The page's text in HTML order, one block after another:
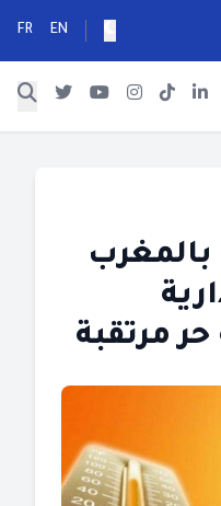
EN
FR
بالمغرب
حر مرتقبة